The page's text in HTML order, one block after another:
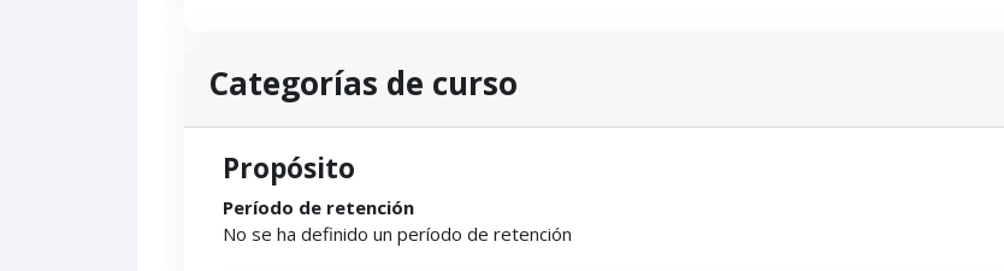
Categorías de curso
Propósito
Período de retención
No se ha definido un período de retención